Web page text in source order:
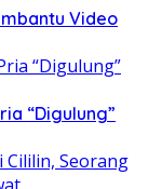
Video
“Digulung”